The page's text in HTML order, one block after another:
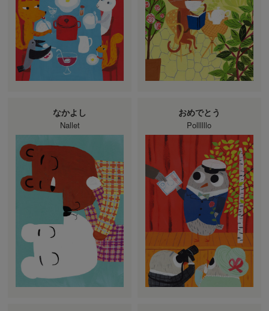
なかよし
Nallet
おめでとう
Pollllllo